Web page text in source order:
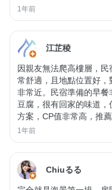
1年前
江芷稜
因親友無法爬高樓層，
常舒適，且地點位置好
非常近。民宿準備的早餐
豆腐，很有回家的味道
方案，CP值非常高，推
1年前
Chiuるる